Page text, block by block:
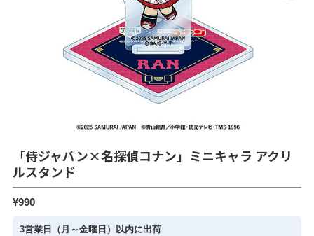
「侍ジャパン×名探偵コナン」ミニキャラ アクリ
ルスタンド
¥990
3営業日（月～金曜日）以内に出荷